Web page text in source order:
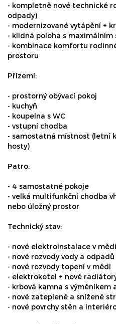
- kompletně nové technické
odpady)
- modernizované vytápění +
- klidná poloha s maximálním
- kombinace komfortu
prostoru
Přízemí:
- prostorný obývací pokoj
- kuchyň
- koupelna s WC
- vstupní chodba
- samostatná místnost (letní
hosty)
Patro:
- 4 samostatné pokoje
- velká multifunkční chodba
nebo úložný prostor
Technický stav:
- nové elektroinstalace v
- nové rozvody vody a odpadů
- nové rozvody topení v mědi
- elektrokotel + nové
- krbová kamna s výměníkem
- nové zateplené a snížené
- nové povrchy stěn a